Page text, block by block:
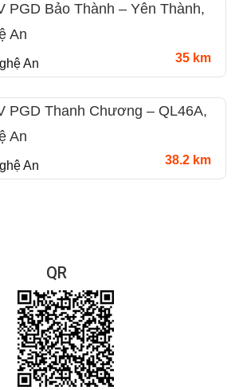
PGD Bảo Thành – Yên Thành,
An
An 35 km
PGD Thanh Chương – QL46A,
An
An 38.2 km
QR